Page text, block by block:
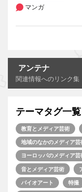
マンガ
アンテナ
関連情報へのリンク集
テーマタグ一覧
教育とメディア芸術
地域のなかのメディア芸
ヨーロッパのメディア芸
音とメディア芸術
バイオアート 特撮